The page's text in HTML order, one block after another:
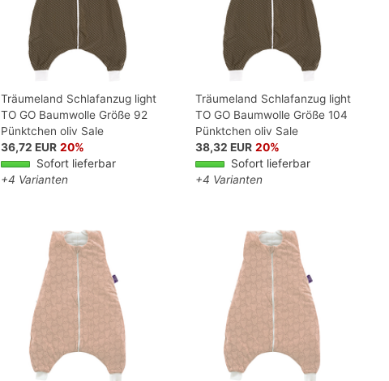
Träumeland Schlafanzug light
TO GO Baumwolle Größe 92
Pünktchen oliv Sale
36,72 EUR 20%
Sofort lieferbar
+4 Varianten
Träumeland Schlafanzug light
TO GO Baumwolle Größe 104
Pünktchen oliv Sale
38,32 EUR 20%
Sofort lieferbar
+4 Varianten